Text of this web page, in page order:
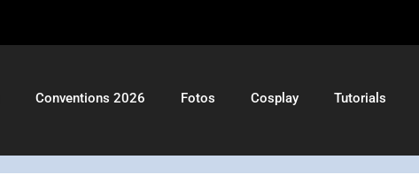
Conventions 2026 Fotos Cosplay Tutorials